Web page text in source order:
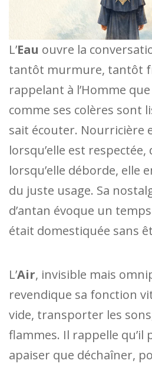
L’Eau ouvre la
tantôt murmure, tantôt
rappelant à l’Homme
comme ses colères sont
sait écouter. Nourricière
lorsqu’elle est
lorsqu’elle déborde, elle
du juste usage. Sa
d’antan évoque un
était domestiquée sans
L’Air, invisible mais
revendique sa fonction
vide, transporter les
flammes. Il rappelle qu’il
apaiser que déchaîner,